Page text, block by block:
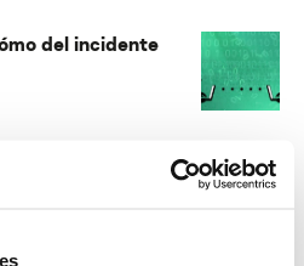
del incidente